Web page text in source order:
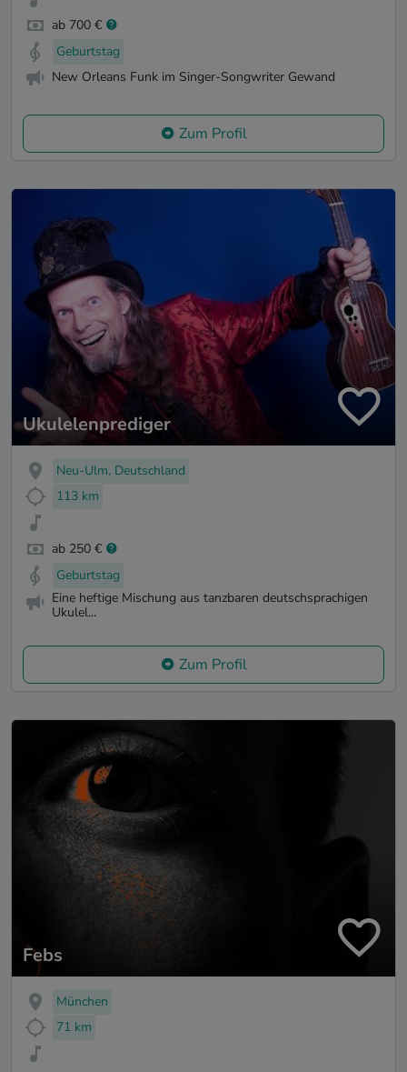
ab 700 €
Geburtstag
New Orleans Funk im Singer-Songwriter Gewand
Zum Profil
Ukulelenprediger
Neu-Ulm, Deutschland
113 km
ab 250 €
Geburtstag
Eine heftige Mischung aus tanzbaren deutschsprachigen
Ukulel...
Zum Profil
Febs
München
71 km